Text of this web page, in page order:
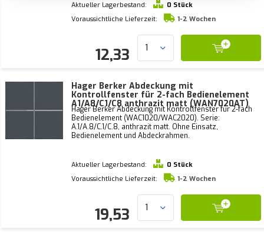
Aktueller Lagerbestand:
0 Stück
Voraussichtliche Lieferzeit:
1-2 Wochen
12,33
Hager Berker Abdeckung mit
Kontrollfenster für 2-fach Bedienelement
A1/A8/C1/C8 anthrazit matt (WAN7020AT)
Hager Berker Abdeckung mit Kontrollfenster für 2-fach
Bedienelement (WAC1020/WAC2020). Serie:
A.1/A.8/C.1/C.8, anthrazit matt. Ohne Einsatz,
Bedienelement und Abdeckrahmen.
Aktueller Lagerbestand:
0 Stück
Voraussichtliche Lieferzeit:
1-2 Wochen
19,53